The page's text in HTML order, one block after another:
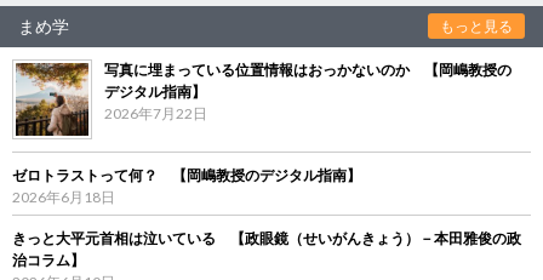
まめ学 もっと見る
写真に埋まっている位置情報はおっかないのか 【岡嶋教授の
デジタル指南】
2026年7月22日
ゼロトラストって何？ 【岡嶋教授のデジタル指南】
2026年6月18日
きっと大平元首相は泣いている 【政眼鏡（せいがんきょう）－本田雅俊の政
治コラム】